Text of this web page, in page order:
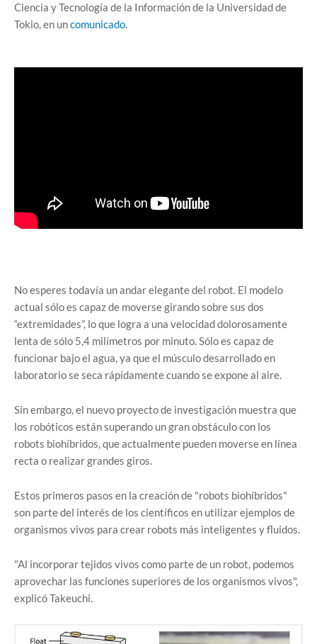
Ciencia y Tecnología de la Información de la Universidad de
Tokio, en uncomunicado.
No esperes todavía un andar elegante del robot. El modelo
actual sólo es capaz de moverse girando sobre sus dos
“extremidades”, lo que logra a una velocidad dolorosamente
lenta de sólo 5,4 milímetros por minuto. Sólo es capaz de
funcionar bajo el agua, ya que el músculo desarrollado en
laboratorio se seca rápidamente cuando se expone al aire.
Sin embargo, el nuevo proyecto de investigación muestra que
los robóticos están superando un gran obstáculo con los
robots biohíbridos, que actualmente pueden moverse en línea
recta o realizar grandes giros.
Estos primeros pasos en la creación de "robots biohíbridos"
son parte del interés de los científicos en utilizar ejemplos de
organismos vivos para crear robots más inteligentes y fluidos.
"Al incorporar tejidos vivos como parte de un robot, podemos
aprovechar las funciones superiores de los organismos vivos",
explicó Takeuchi.